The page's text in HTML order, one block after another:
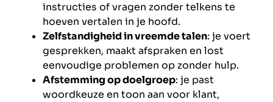
instructies of vragen zonder telkens te
hoeven vertalen in je hoofd.
Zelfstandigheid in vreemde talen: je voert
gesprekken, maakt afspraken en lost
eenvoudige problemen op zonder hulp.
Afstemming op doelgroep: je past
woordkeuze en toon aan voor klant,